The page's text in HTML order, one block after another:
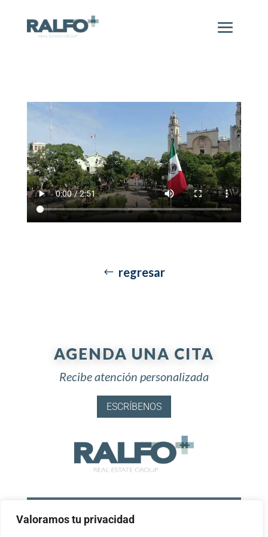
Valoramos tu privacidad
regresar
AGENDA UNA CITA
Recibe atención personalizada
ESCRÍBENOS
Contáctanos